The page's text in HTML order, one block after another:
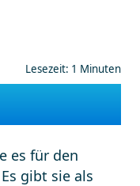
Lesezeit: 1 Minuten
es für den
gibt sie als